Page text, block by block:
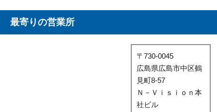
最寄りの営業所
〒730-0045
広島県広島市中区鶴
見町8-57
Ｎ－Ｖｉｓｉｏｎ本
社ビル